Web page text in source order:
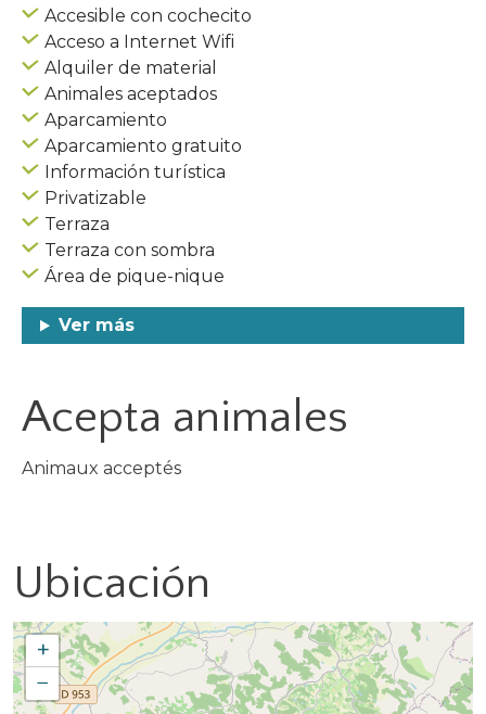
Accesible con cochecito
Acceso a Internet Wifi
Alquiler de material
Animales aceptados
Aparcamiento
Aparcamiento gratuito
Información turística
Privatizable
Terraza
Terraza con sombra
Área de pique-nique
Ver más
Acepta animales
Animaux acceptés
Ubicación
+
−